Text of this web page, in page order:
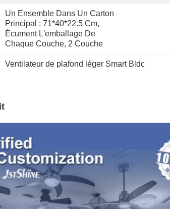
Un Ensemble Dans Un Carton
Principal : 71*40*22.5 Cm,
Écument L'emballage De
Chaque Couche, 2 Couche
Ventilateur de plafond léger Smart Bldc